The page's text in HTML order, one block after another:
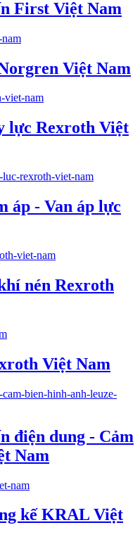
First Việt Nam
Việt Nam
lực Rexroth Việt
áp - Van áp lực
nén Rexroth
Việt Nam
điện dung - Cảm
Nam
kế KRAL Việt